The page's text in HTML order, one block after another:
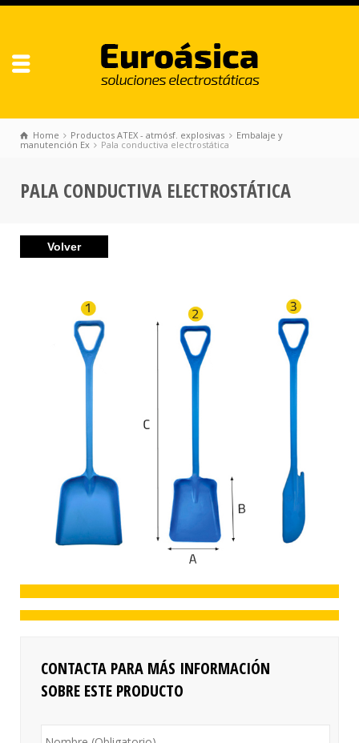
Home Productos ATEX - atmósf. explosivas
Embalaje y
manutención Ex
Pala conductiva electrostática
PALA CONDUCTIVA ELECTROSTÁTICA
CONTACTA PARA MÁS INFORMACIÓN
SOBRE ESTE PRODUCTO